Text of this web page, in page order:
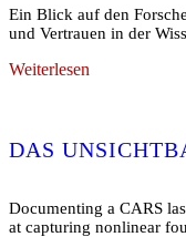
Ein Blick auf den
und Vertrauen in der
Weiterlesen
DAS
Documenting a CARS
at capturing nonlinear